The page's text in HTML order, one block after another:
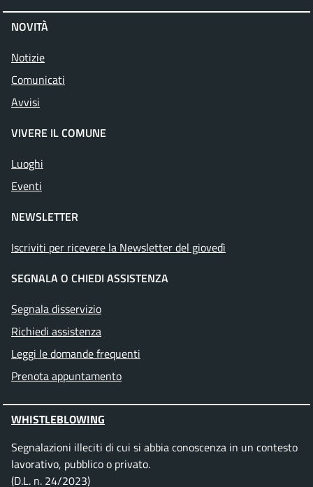
NOVITÀ
Notizie
Comunicati
Avvisi
VIVERE IL COMUNE
Luoghi
Eventi
NEWSLETTER
Iscriviti per ricevere la Newsletter del giovedì
SEGNALA O CHIEDI ASSISTENZA
Segnala disservizio
Richiedi assistenza
Leggi le domande frequenti
Prenota appuntamento
WHISTLEBLOWING
Segnalazioni illeciti di cui si abbia conoscenza in un contesto
lavorativo, pubblico o privato.
(D.L. n. 24/2023)